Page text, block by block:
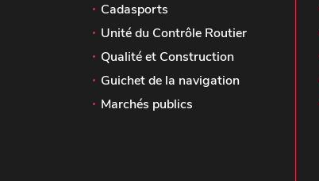
Cadasports
Unité du Contrôle Routier
Qualité et Construction
Guichet de la navigation
Marchés publics